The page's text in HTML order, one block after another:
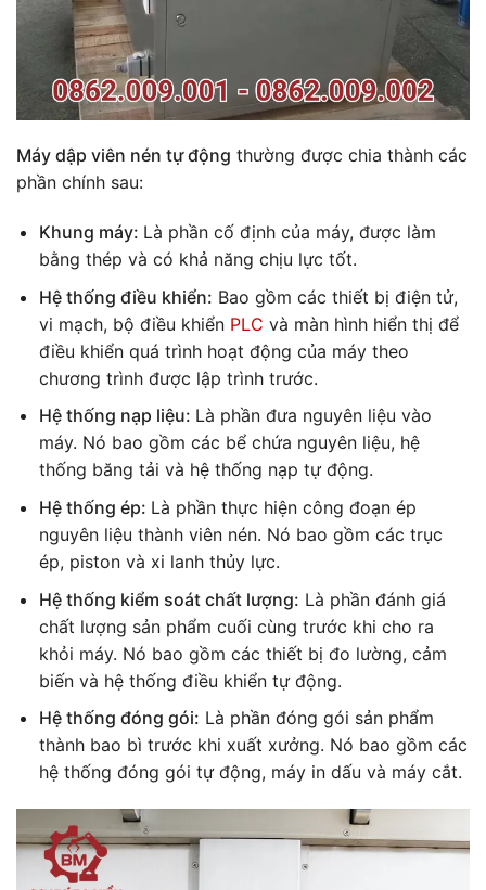
Máy dập viên nén tự động thường được chia thành các
phần chính sau:
Khung máy: Là phần cố định của máy, được làm
bằng thép và có khả năng chịu lực tốt.
Hệ thống điều khiển: Bao gồm các thiết bị điện tử,
vi mạch, bộ điều khiển PLC và màn hình hiển thị để
điều khiển quá trình hoạt động của máy theo
chương trình được lập trình trước.
Hệ thống nạp liệu: Là phần đưa nguyên liệu vào
máy. Nó bao gồm các bể chứa nguyên liệu, hệ
thống băng tải và hệ thống nạp tự động.
Hệ thống ép: Là phần thực hiện công đoạn ép
nguyên liệu thành viên nén. Nó bao gồm các trục
ép, piston và xi lanh thủy lực.
Hệ thống kiểm soát chất lượng: Là phần đánh giá
chất lượng sản phẩm cuối cùng trước khi cho ra
khỏi máy. Nó bao gồm các thiết bị đo lường, cảm
biến và hệ thống điều khiển tự động.
Hệ thống đóng gói: Là phần đóng gói sản phẩm
thành bao bì trước khi xuất xưởng. Nó bao gồm các
hệ thống đóng gói tự động, máy in dấu và máy cắt.